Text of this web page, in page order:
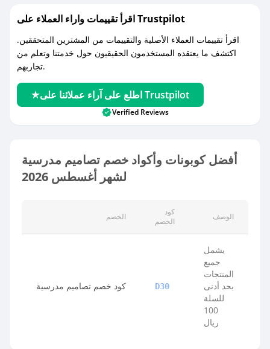
اقرأ تقييمات واراء العملاء على Trustpilot
اقرأ تقييمات العملاء الأصلية والتقييمات من المشترين المتحققين.
اكتشف ما يعتقده المستخدمون الحقيقيون حول خدمتنا وتعلم من
تجاربهم.
اطلع على آراء عملائنا على Trustpilot
Verified Reviews
أفضل كوبونات وأكواد خصم تصاميم مدرسية
لشهر أغسطس 2026
الخصم
كود
الخصم
الوصف
كود خصم تصاميم مدرسية D30
يشمل
جميع
المنتجات
بحد أدنى
للسلة
100
ريال